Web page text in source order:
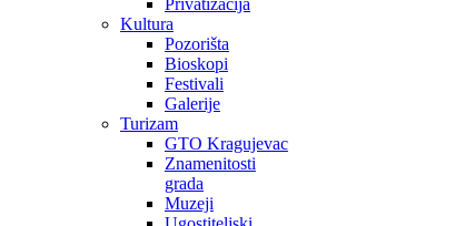
Kultura
Pozorišta
Bioskopi
Festivali
Galerije
Turizam
GTO Kragujevac
Znamenitosti
grada
Muzeji